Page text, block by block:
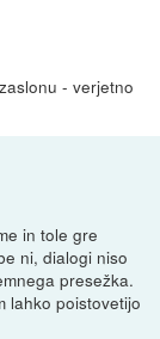
- verjetno
in tole gre
ni, dialogi niso
presežka.
lahko poistovetijo